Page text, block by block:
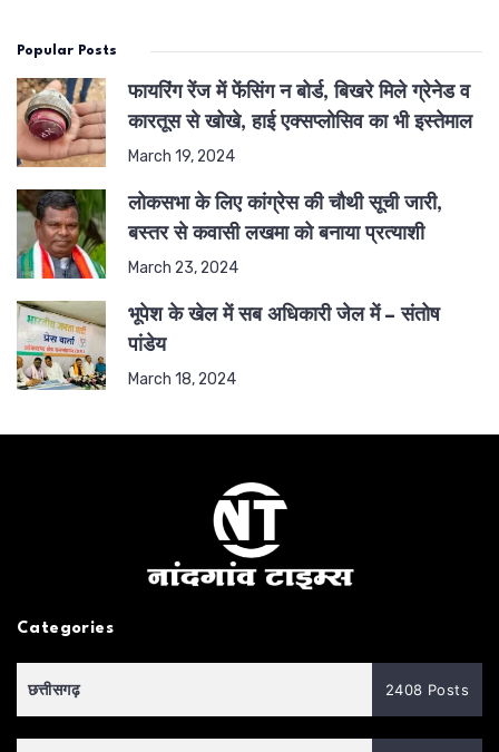
Popular Posts
फायरिंग रेंज में फेंसिंग न बोर्ड, बिखरे मिले ग्रेनेड व
कारतूस से खोखे, हाई एक्सप्लोसिव का भी इस्तेमाल
March 19, 2024
लोकसभा के लिए कांग्रेस की चौथी सूची जारी,
बस्तर से कवासी लखमा को बनाया प्रत्याशी
March 23, 2024
भूपेश के खेल में सब अधिकारी जेल में – संतोष
पांडेय
March 18, 2024
Categories
छत्तीसगढ़ 2408 Posts